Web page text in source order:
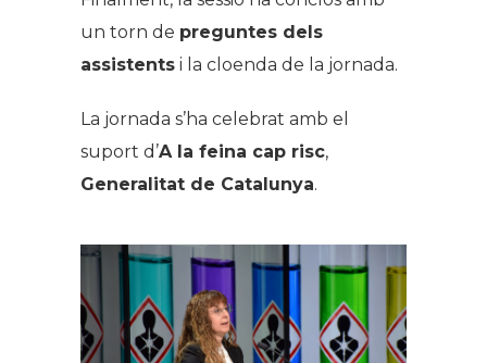
un torn de preguntes dels
assistents i la cloenda de la jornada.
La jornada s’ha celebrat amb el
suport d’A la feina cap risc,
Generalitat de Catalunya.